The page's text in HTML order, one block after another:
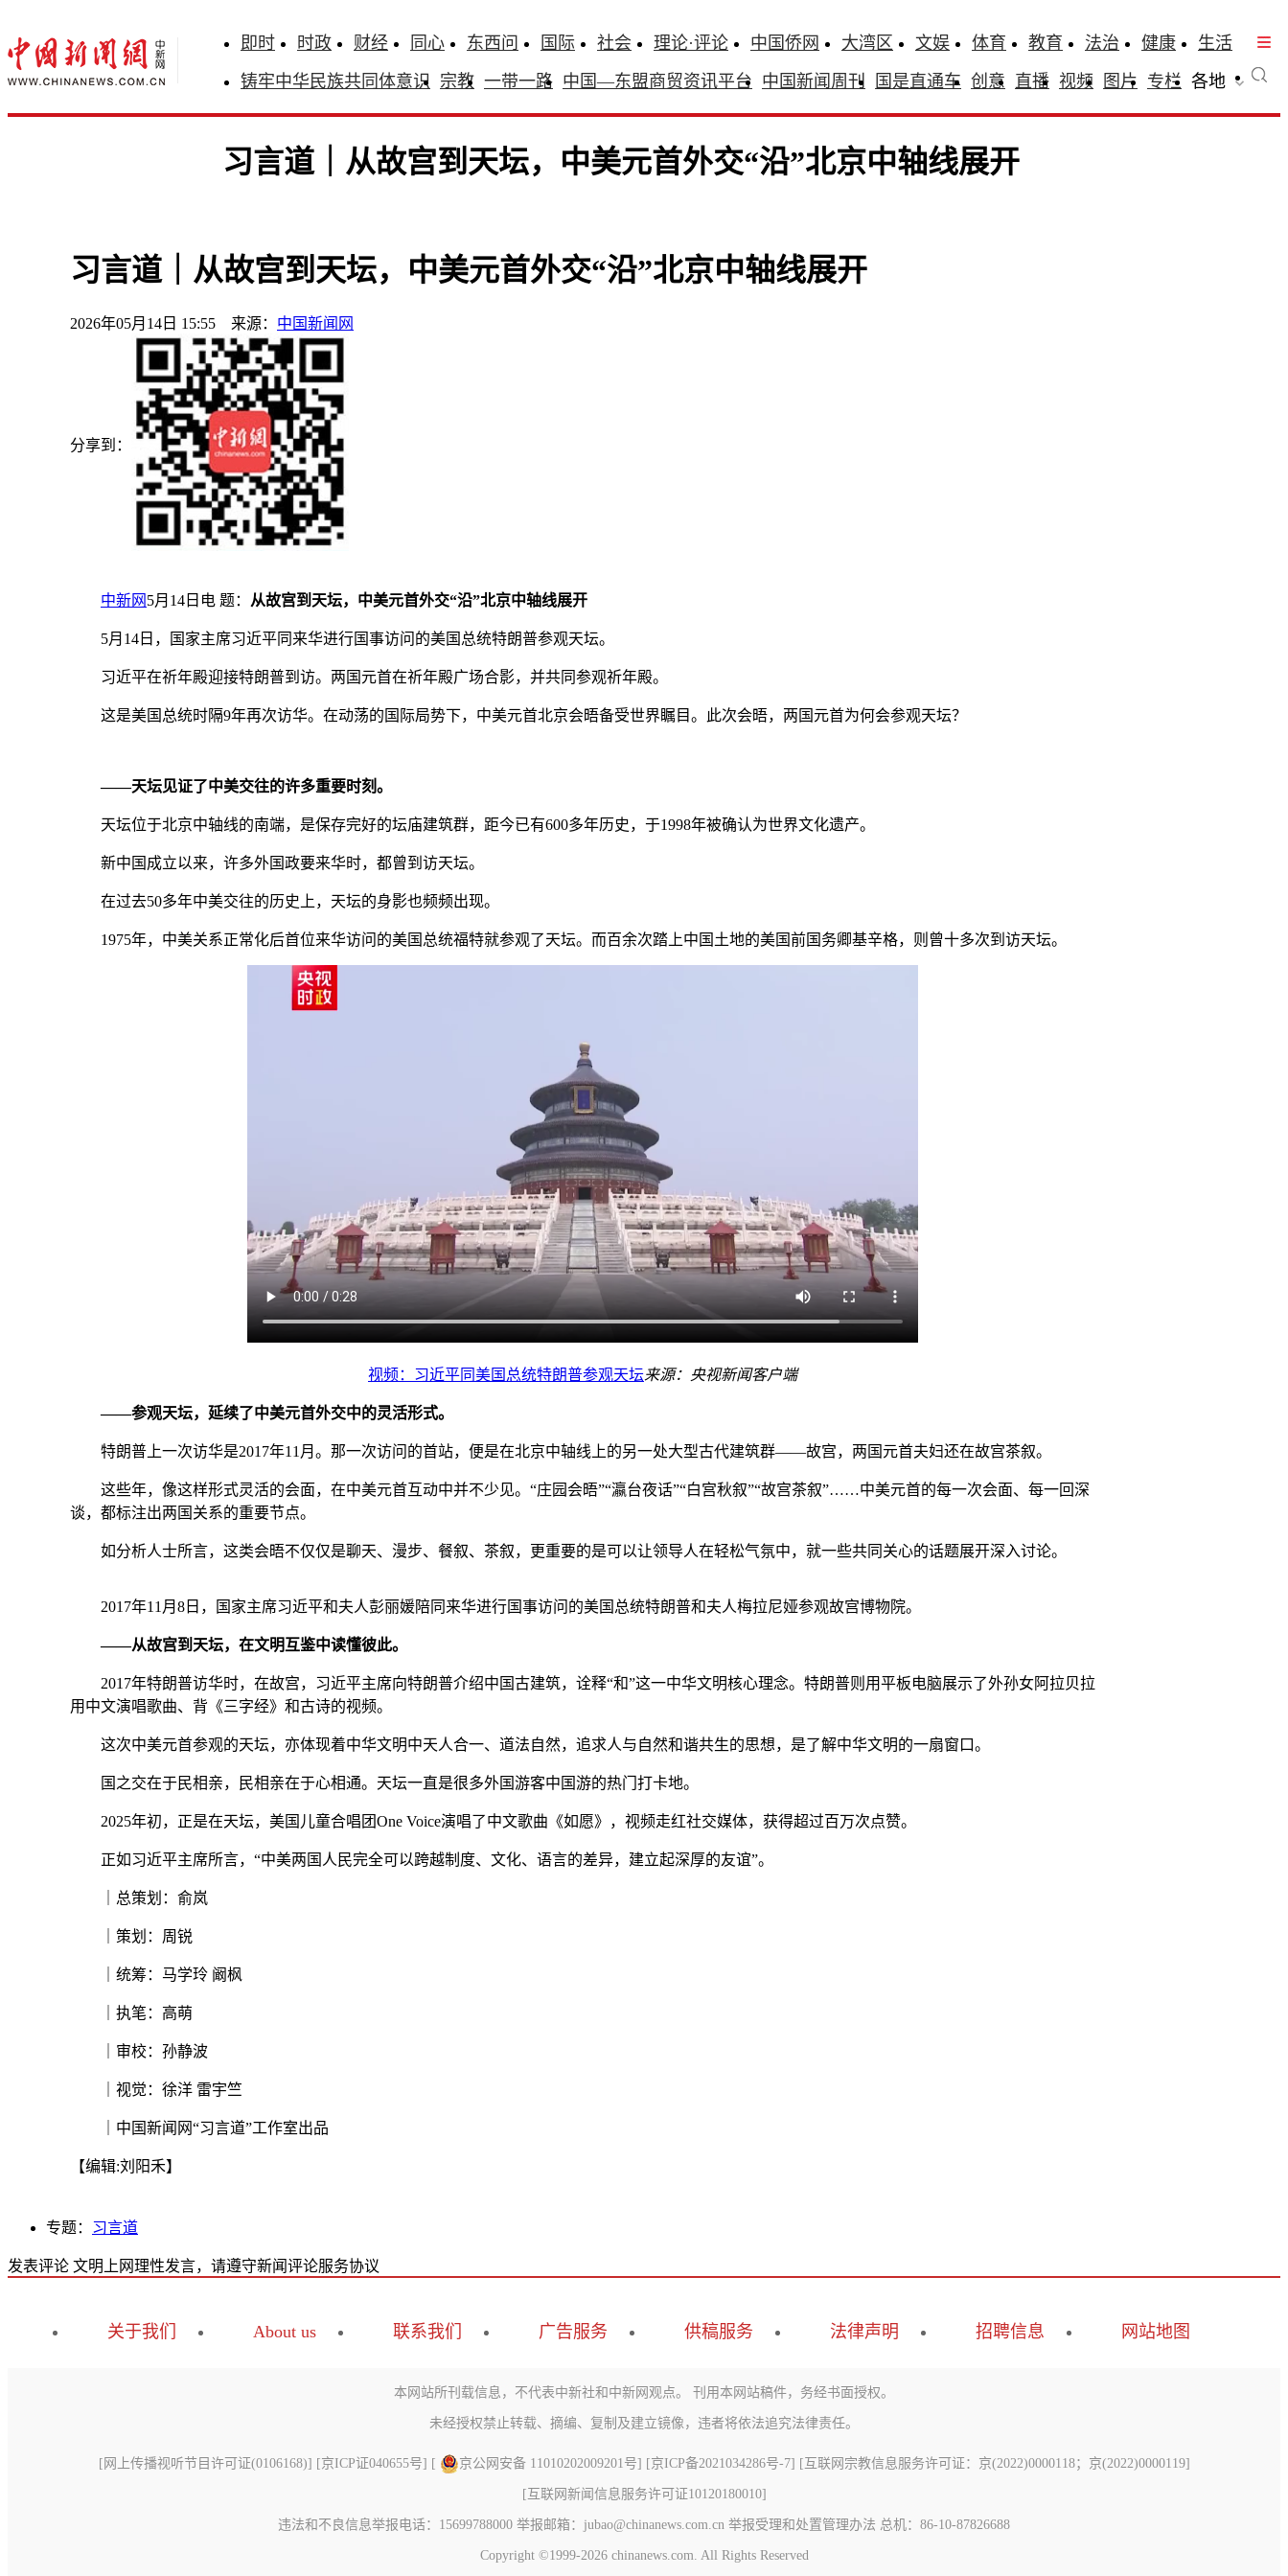
即时 时政 财经 同心 东西问 国际 社会 理论·评论 中国侨网 大湾区 文娱 体育 教育 法治 健康
生活
铸牢中华民族共同体意识 宗教 一带一路 中国—东盟商贸资讯平台 中国新闻周刊 国是直通车 创意 直播 视频 图片 专栏 各地
习言道｜从故宫到天坛，中美元首外交“沿”北京中轴线展开
习言道｜从故宫到天坛，中美元首外交“沿”北京中轴线展开
2026年05月14日 15:55 来源： 中国新闻网
分享到：
中新网 5月14日电 题： 从故宫到天坛，中美元首外交“沿”北京中轴线展开
5月14日，国家主席习近平同来华进行国事访问的美国总统特朗普参观天坛。
习近平在祈年殿迎接特朗普到访。两国元首在祈年殿广场合影，并共同参观祈年殿。
这是美国总统时隔9年再次访华。在动荡的国际局势下，中美元首北京会晤备受世界瞩目。此次会晤，两国元首为何会参观天坛？
——天坛见证了中美交往的许多重要时刻。
天坛位于北京中轴线的南端，是保存完好的坛庙建筑群，距今已有600多年历史，于1998年被确认为世界文化遗产。
新中国成立以来，许多外国政要来华时，都曾到访天坛。
在过去50多年中美交往的历史上，天坛的身影也频频出现。
1975年，中美关系正常化后首位来华访问的美国总统福特就参观了天坛。而百余次踏上中国土地的美国前国务卿基辛格，则曾十多次到访天坛。
视频：习近平同美国总统特朗普参观天坛来源：央视新闻客户端
——参观天坛，延续了中美元首外交中的灵活形式。
特朗普上一次访华是2017年11月。那一次访问的首站，便是在北京中轴线上的另一处大型古代建筑群——故宫，两国元首夫妇还在故宫茶叙。
这些年，像这样形式灵活的会面，在中美元首互动中并不少见。“庄园会晤”“瀛台夜话”“白宫秋叙”“故宫茶叙”……中美元首的每一次会面、每一回深
谈，都标注出两国关系的重要节点。
如分析人士所言，这类会晤不仅仅是聊天、漫步、餐叙、茶叙，更重要的是可以让领导人在轻松气氛中，就一些共同关心的话题展开深入讨论。
2017年11月8日，国家主席习近平和夫人彭丽媛陪同来华进行国事访问的美国总统特朗普和夫人梅拉尼娅参观故宫博物院。
——从故宫到天坛，在文明互鉴中读懂彼此。
2017年特朗普访华时，在故宫，习近平主席向特朗普介绍中国古建筑，诠释“和”这一中华文明核心理念。特朗普则用平板电脑展示了外孙女阿拉贝拉
用中文演唱歌曲、背《三字经》和古诗的视频。
这次中美元首参观的天坛，亦体现着中华文明中天人合一、道法自然，追求人与自然和谐共生的思想，是了解中华文明的一扇窗口。
国之交在于民相亲，民相亲在于心相通。天坛一直是很多外国游客中国游的热门打卡地。
2025年初，正是在天坛，美国儿童合唱团One Voice演唱了中文歌曲《如愿》，视频走红社交媒体，获得超过百万次点赞。
正如习近平主席所言，“中美两国人民完全可以跨越制度、文化、语言的差异，建立起深厚的友谊”。
｜总策划：俞岚
｜策划：周锐
｜统筹：马学玲 阚枫
｜执笔：高萌
｜审校：孙静波
｜视觉：徐洋 雷宇竺
｜中国新闻网“习言道”工作室出品
【编辑:刘阳禾】
专题： 习言道
发表评论 文明上网理性发言，请遵守新闻评论服务协议
关于我们 About us 联系我们 广告服务 供稿服务 法律声明 招聘信息 网站地图
本网站所刊载信息，不代表中新社和中新网观点。 刊用本网站稿件，务经书面授权。
未经授权禁止转载、摘编、复制及建立镜像，违者将依法追究法律责任。
[ 网上传播视听节目许可证(0106168)] [京ICP证040655号] [ 京公网安备 11010202009201号] [京ICP备2021034286号-7] [ 互联网宗教信息服务许可证：京(2022)0000118；京(2022)0000119]
[ 互联网新闻信息服务许可证10120180010]
违法和不良信息举报电话：15699788000 举报邮箱：jubao@chinanews.com.cn 举报受理和处置管理办法 总机：86-10-87826688
Copyright ©1999-2026 chinanews.com. All Rights Reserved